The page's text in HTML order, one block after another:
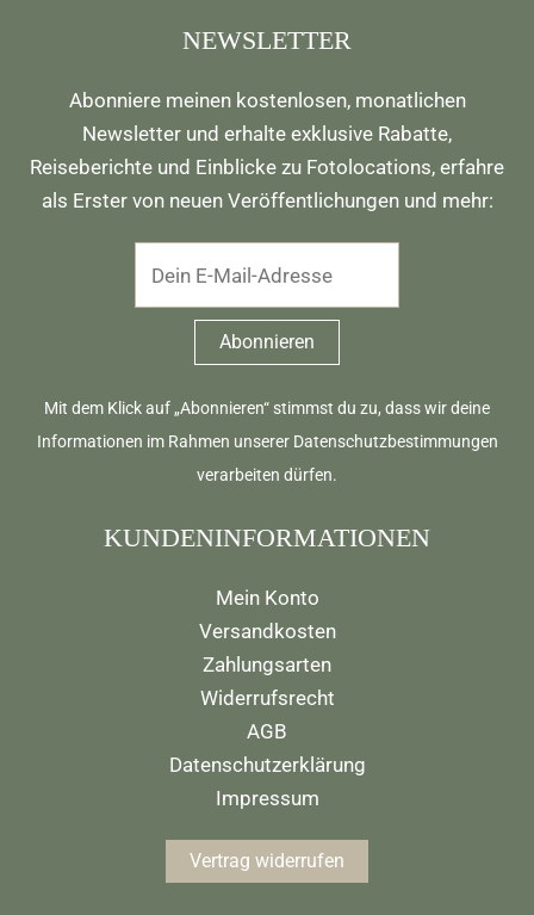
NEWSLETTER
Abonniere meinen kostenlosen, monatlichen
Newsletter und erhalte exklusive Rabatte,
Reiseberichte und Einblicke zu Fotolocations, erfahre
als Erster von neuen Veröffentlichungen und mehr:
Mit dem Klick auf „Abonnieren“ stimmst du zu, dass wir deine
Informationen im Rahmen unserer Datenschutzbestimmungen
verarbeiten dürfen.
KUNDENINFORMATIONEN
Mein Konto
Versandkosten
Zahlungsarten
Widerrufsrecht
AGB
Datenschutzerklärung
Impressum
Vertrag widerrufen